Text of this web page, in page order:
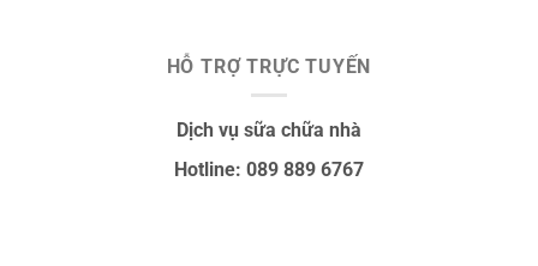
HỖ TRỢ TRỰC TUYẾN
Dịch vụ sữa chữa nhà
Hotline: 089 889 6767